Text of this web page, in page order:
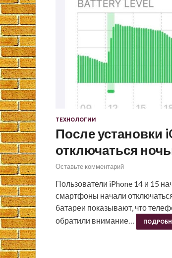
ТЕХНОЛОГИИ
После установки
отключаться
Оставьте комментарий
Пользователи iPhone 14 и 15
смартфоны начали
батареи показывают, что
обратили внимание…